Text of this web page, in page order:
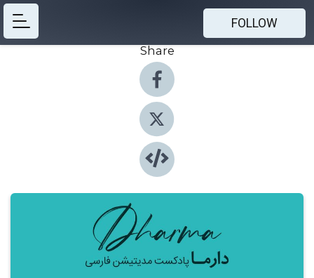
FOLLOW
Share